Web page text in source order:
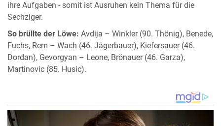
ihre Aufgaben - somit ist Ausruhen kein Thema für die
Sechziger.
So brüllte der Löwe: Avdija – Winkler (90. Thönig), Benede,
Fuchs, Rem – Wach (46. Jägerbauer), Kiefersauer (46.
Dordan), Gevorgyan – Leone, Brönauer (46. Garza),
Martinovic (85. Husic).